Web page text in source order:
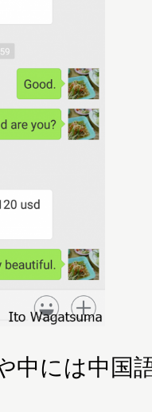
中には中国